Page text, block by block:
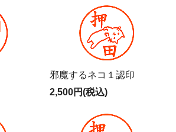
邪魔するネコ１認印
2,500円(税込)